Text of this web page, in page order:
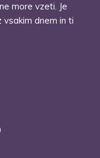
more vzeti. Je
dnem in ti